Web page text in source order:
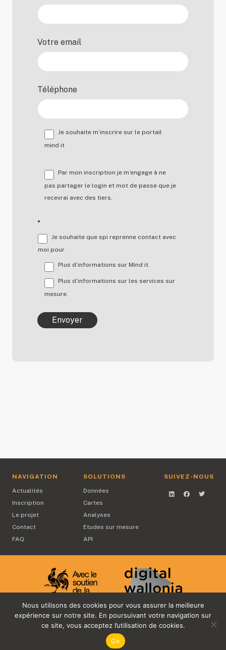
Votre email
Téléphone
Je souhaite m’inscrire sur le portail
mind it
Par mon inscription je m’engage à ne
pas partager le login et mot de passe que je
recevrai avec des tiers.
Je souhaite que spi reprenne contact avec
moi pour
Plus d’informations sur Mind it.
Plus d’informations sur les services sur
mesure.
NAVIGATION
Actualités
Inscription
Le projet
Contact
FAQ
SOLUTIONS
Données
Cartes
Analyses
Etudes sur mesure
API
SUIVEZ-NOUS
Nous utilisons des cookies pour vous assurer la meilleure
expérience sur notre site. En poursuivant votre navigation sur
ce site, vous acceptez l’utilisation de cookies.
Ok